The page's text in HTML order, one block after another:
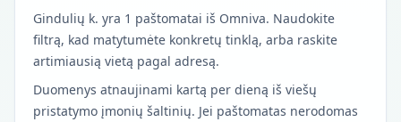
Gindulių k. yra 1 paštomatai iš Omniva. Naudokite
filtrą, kad matytumėte konkretų tinklą, arba raskite
artimiausią vietą pagal adresą.
Duomenys atnaujinami kartą per dieną iš viešų
pristatymo įmonių šaltinių. Jei paštomatas nerodomas